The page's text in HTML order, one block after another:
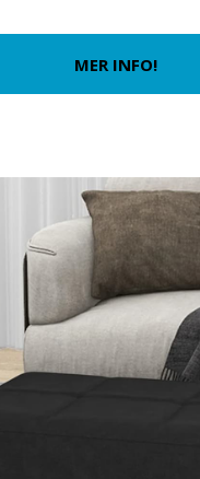
MER INFO!